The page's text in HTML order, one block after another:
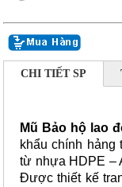
CHI TIẾT SP
Mũ Bảo hộ lao
khẩu chính
từ nhựa HDPE –
Được thiết kế